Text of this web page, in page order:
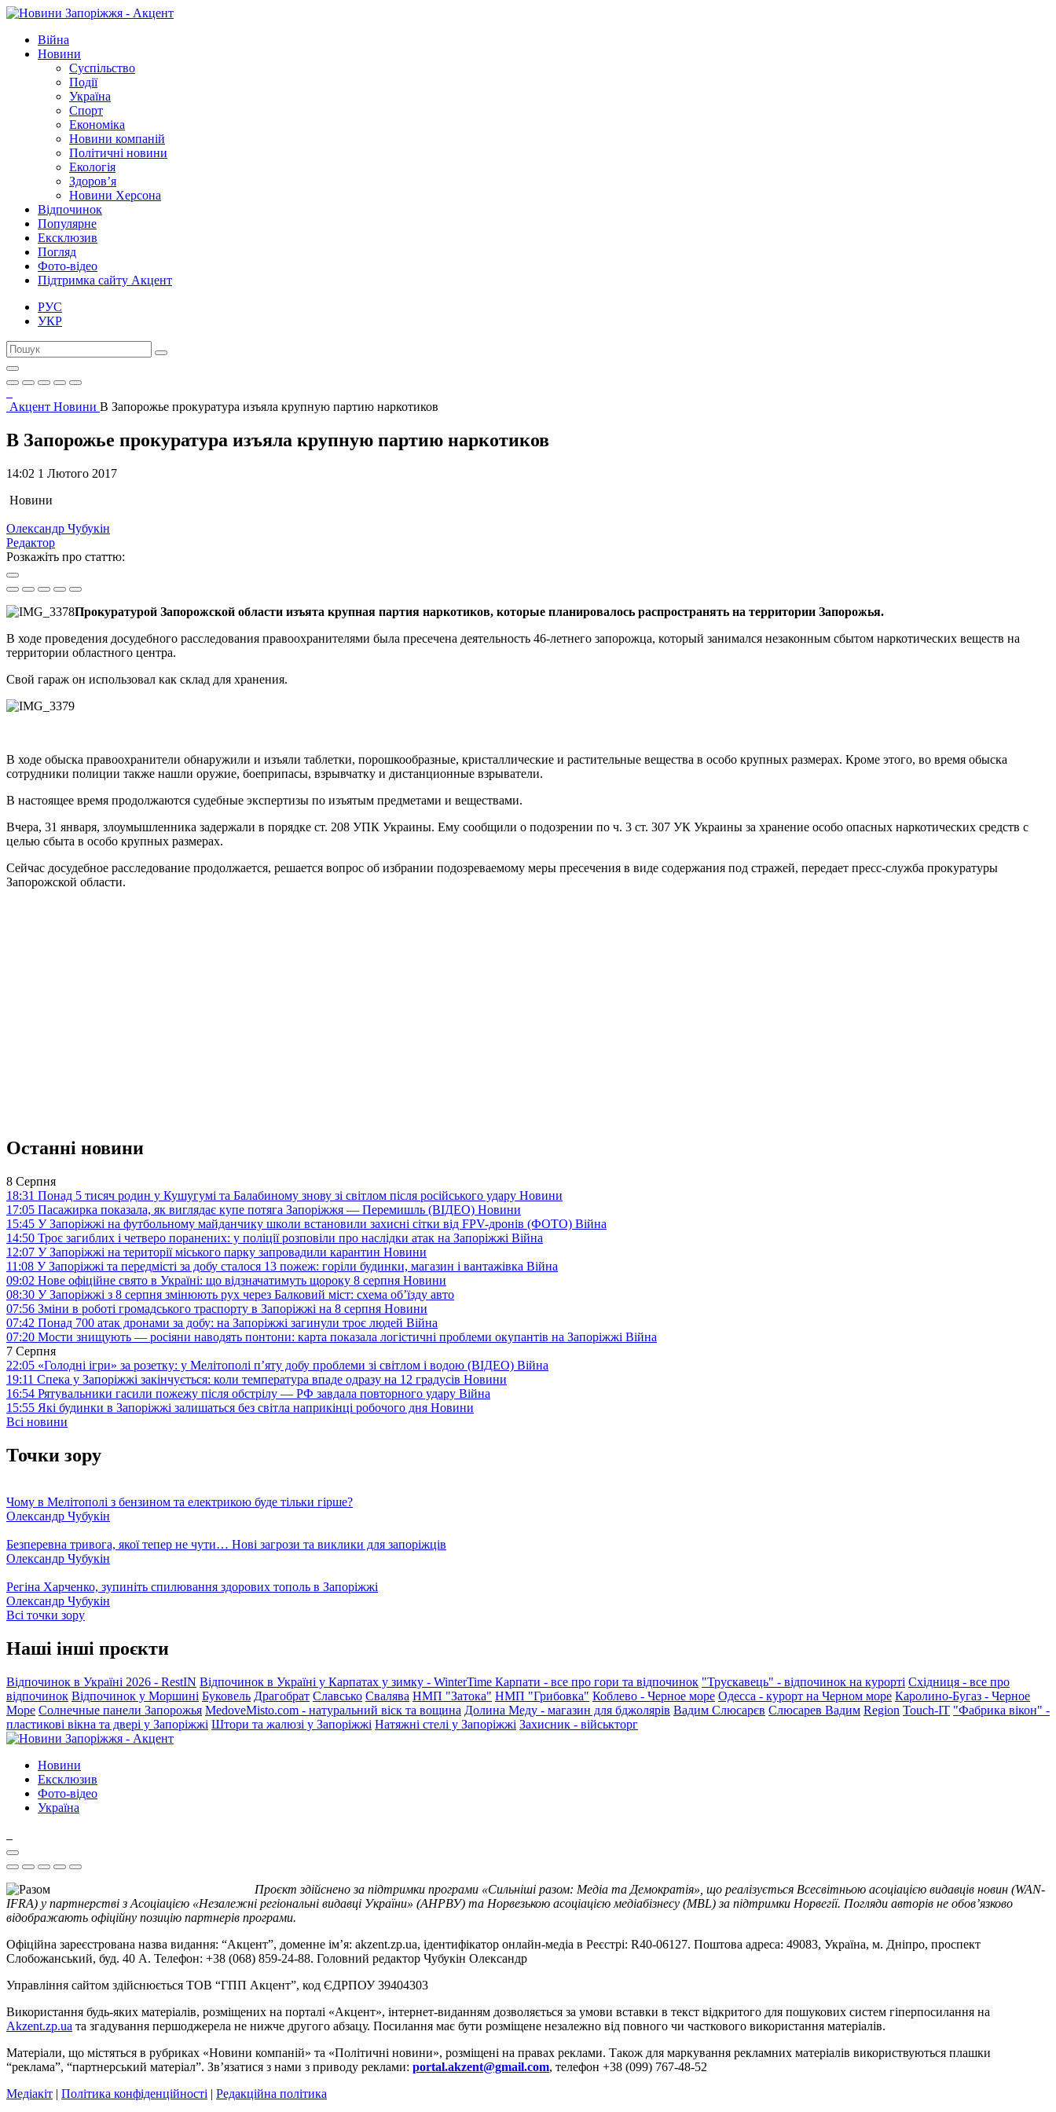
Війна
Новини
Суспільство
Події
Україна
Спорт
Економіка
Новини компаній
Політичні новини
Екологія
Здоров’я
Новини Херсона
Відпочинок
Популярне
Ексклюзив
Погляд
Фото-відео
Підтримка сайту Акцент
РУС
УКР
Акцент Новини В Запорожье прокуратура изъяла крупную партию наркотиков
В Запорожье прокуратура изъяла крупную партию наркотиков
14:02 1 Лютого 2017
Новини
Олександр Чубукін
Редактор
Розкажіть про статтю:
Прокуратурой Запорожской области изъята крупная партия наркотиков, которые планировалось распространять на территории Запорожья.
В ходе проведения досудебного расследования правоохранителями была пресечена деятельность 46-летнего запорожца, который занимался незаконным сбытом наркотических веществ на
территории областного центра.
Свой гараж он использовал как склад для хранения.
В ходе обыска правоохранители обнаружили и изъяли таблетки, порошкообразные, кристаллические и растительные вещества в особо крупных размерах. Кроме этого, во время обыска
сотрудники полиции также нашли оружие, боеприпасы, взрывчатку и дистанционные взрыватели.
В настоящее время продолжаются судебные экспертизы по изъятым предметами и веществами.
Вчера, 31 января, злоумышленника задержали в порядке ст. 208 УПК Украины. Ему сообщили о подозрении по ч. 3 ст. 307 УК Украины за хранение особо опасных наркотических средств с
целью сбыта в особо крупных размерах.
Сейчас досудебное расследование продолжается, решается вопрос об избрании подозреваемому меры пресечения в виде содержания под стражей, передает пресс-служба прокуратуры
Запорожской области.
Останні новини
8 Серпня
18:31 Понад 5 тисяч родин у Кушугумі та Балабиному знову зі світлом після російського удару Новини
17:05 Пасажирка показала, як виглядає купе потяга Запоріжжя — Перемишль (ВІДЕО) Новини
15:45 У Запоріжжі на футбольному майданчику школи встановили захисні сітки від FPV-дронів (ФОТО) Війна
14:50 Троє загиблих і четверо поранених: у поліції розповіли про наслідки атак на Запоріжжі Війна
12:07 У Запоріжжі на території міського парку запровадили карантин Новини
11:08 У Запоріжжі та передмісті за добу сталося 13 пожеж: горіли будинки, магазин і вантажівка Війна
09:02 Нове офіційне свято в Україні: що відзначатимуть щороку 8 серпня Новини
08:30 У Запоріжжі з 8 серпня змінюють рух через Балковий міст: схема об’їзду авто
07:56 Зміни в роботі громадського траспорту в Запоріжжі на 8 серпня Новини
07:42 Понад 700 атак дронами за добу: на Запоріжжі загинули троє людей Війна
07:20 Мости знищують — росіяни наводять понтони: карта показала логістичні проблеми окупантів на Запоріжжі Війна
7 Серпня
22:05 «Голодні ігри» за розетку: у Мелітополі п’яту добу проблеми зі світлом і водою (ВІДЕО) Війна
19:11 Спека у Запоріжжі закінчується: коли температура впаде одразу на 12 градусів Новини
16:54 Рятувальники гасили пожежу після обстрілу — РФ завдала повторного удару Війна
15:55 Які будинки в Запоріжжі залишаться без світла наприкінці робочого дня Новини
Всі новини
Точки зору
Чому в Мелітополі з бензином та електрикою буде тільки гірше?
Олександр Чубукін
Безперевна тривога, якої тепер не чути… Нові загрози та виклики для запоріжців
Олександр Чубукін
Регіна Харченко, зупиніть спилювання здорових тополь в Запоріжжі
Олександр Чубукін
Всі точки зору
Наші інші проєкти
Відпочинок в Україні 2026 - RestIN Відпочинок в Україні у Карпатах у зимку - WinterTime Карпати - все про гори та відпочинок "Трускавець" - відпочинок на курорті Східниця - все про
відпочинок Відпочинок у Моршині Буковель Драгобрат Славсько Свалява НМП "Затока" НМП "Грибовка" Коблево - Черное море Одесса - курорт на Черном море Каролино-Бугаз - Черное
Море Солнечные панели Запорожья MedoveMisto.com - натуральний віск та вощина Долина Меду - магазин для бджолярів Вадим Слюсарєв Слюсарев Вадим Region Touch-IT "Фабрика вікон" -
пластикові вікна та двері у Запоріжжі Штори та жалюзі у Запоріжжі Натяжні стелі у Запоріжжі Захисник - військторг
Новини
Ексклюзив
Фото-відео
Україна
Проєкт здійснено за підтримки програми «Сильніші разом: Медіа та Демократія», що реалізується Всесвітньою асоціацією видавців новин (WAN-
IFRA) у партнерстві з Асоціацією «Незалежні регіональні видавці України» (АНРВУ) та Норвезькою асоціацією медіабізнесу (MBL) за підтримки Норвегії. Погляди авторів не обов’язково
відображають офіційну позицію партнерів програми.
Офіційна зареєстрована назва видання: “Акцент”, доменне ім’я: akzent.zp.ua, ідентифікатор онлайн-медіа в Реєстрі: R40-06127. Поштова адреса: 49083, Україна, м. Дніпро, проспект
Слобожанський, буд. 40 А. Телефон: +38 (068) 859-24-88. Головний редактор Чубукін Олександр
Управління сайтом здійснюється ТОВ “ГПП Акцент”, код ЄДРПОУ 39404303
Використання будь-яких матеріалів, розміщених на порталі «Акцент», інтернет-виданням дозволяється за умови вставки в текст відкритого для пошукових систем гіперпосилання на
Akzent.zp.ua та згадування першоджерела не нижче другого абзацу. Посилання має бути розміщене незалежно від повного чи часткового використання матеріалів.
Матеріали, що містяться в рубриках «Новини компаній» та «Політичні новини», розміщені на правах реклами. Також для маркування рекламних матеріалів використвуються плашки
“реклама”, “партнерський матеріал”. Зв’язатися з нами з приводу реклами: portal.akzent@gmail.com, телефон +38 (099) 767-48-52
Медіакіт | Політика конфіденційності | Редакційна політика